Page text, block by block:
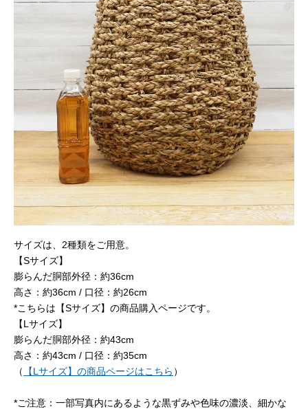
サイズは、2種類をご用意。
【Sサイズ】
膨らんだ胴部外径：約36cm
高さ：約36cm / 口径：約26cm
*こちらは【Sサイズ】の商品購入ページです。
【Lサイズ】
膨らんだ胴部外径：約43cm
高さ：約43cm / 口径：約35cm
（
【Lサイズ】の商品ページはこちら ）
*ご注意：一部写真内にあるような黒ずみや色味の濃淡、細かな